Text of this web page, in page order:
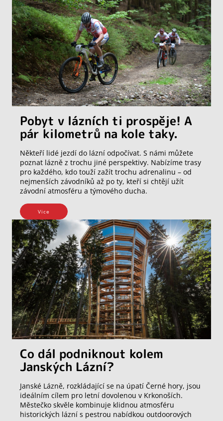
Pobyt v lázních ti prospěje! A
pár kilometrů na kole taky.
Někteří lidé jezdí do lázní odpočívat. S námi můžete
poznat lázně z trochu jiné perspektivy. Nabízíme trasy
pro každého, kdo touží zažít trochu adrenalinu – od
nejmenších závodníků až po ty, kteří si chtějí užít
závodní atmosféru a týmového ducha.
Vice
Co dál podniknout kolem
Janských Lázní?
Janské Lázně, rozkládající se na úpatí Černé hory, jsou
ideálním cílem pro letní dovolenou v Krkonoších.
Městečko skvěle kombinuje klidnou atmosféru
historických lázní s pestrou nabídkou outdoorových